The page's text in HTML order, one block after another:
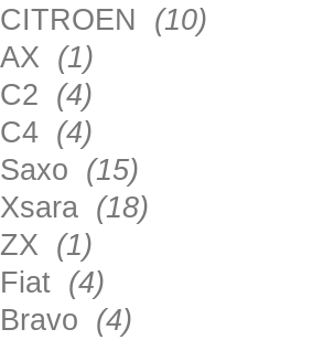
CITROEN (10)
AX (1)
C2 (4)
C4 (4)
Saxo (15)
Xsara (18)
ZX (1)
Fiat (4)
Bravo (4)